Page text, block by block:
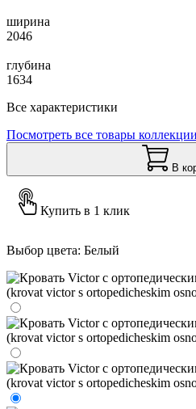
ширина
2046
глубина
1634
Все характеристики
Посмотреть все товары
В
Купить в 1 клик
Выбор цвета: Белый